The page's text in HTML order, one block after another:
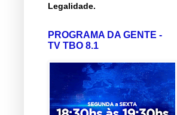
Legalidade.
PROGRAMA DA GENTE -
TV TBO 8.1